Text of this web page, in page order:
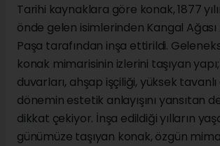
Tarihi kaynaklara göre konak, 1877
önde gelen isimlerinden Kangal
Paşa tarafından inşa ettirildi.
konak mimarisinin izlerini taşıyan
duvarları, ahşap işçiliği, yüksek tavanlı
dönemin estetik anlayışını yansıtan
dikkat çekiyor. İnşa edildiği yılların
günümüze taşıyan konak, özgün